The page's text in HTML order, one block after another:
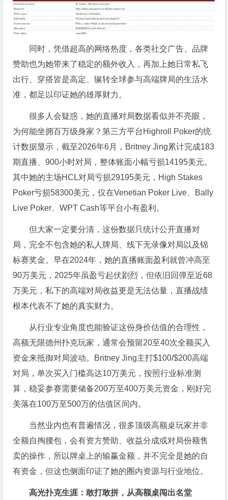
同时，凭借超高的网络热度，各类社交广告、品牌
赞助也为她带来了稳定的额外收入，再加上她日常私飞
出行、穿搭皆是高定、辗转全球参与高端牌局的生活水
准，都足以印证她的雄厚财力。
很多人会疑惑，她的直播对局数据看似并不亮眼，
为何能坐拥百万级身家？第三方平台Highroll Poker的统
计数据显示，截至2026年6月，Britney Jing累计完成183
期直播、900小时对局，整体账面小幅亏损14195美元。
其中她的主场HCL对局亏损29195美元，High Stakes
Poker亏损58300美元，仅在Venetian Poker Live、Bally
Live Poker、WPT Cash等平台小有盈利。
但大家一定要分清，这份数据只统计公开直播对
局，完全不包含她的私人牌局、线下无录像对局以及锦
标赛奖金。早在2024年，她的直播账面盈利就曾冲高至
90万美元，2025年虽盈亏起伏剧烈，但依旧回弹至近68
万美元，私下的高端对局收益更是无法估量，直播战绩
根本代表不了她的真实财力。
从行业专业角度也能验证这份身价估值的合理性，
高额无限德州扑克玩家，通常会预留20至40次全额买入
资金来抵御对局波动。Britney Jing主打$100/$200高端
对局，单次买入门槛高达10万美元，按照行业标准测
算，稳妥参赛需要储备200万至400万美元资金，刚好完
美落在100万至500万的估值区间内。
当然业内也有普遍情况，很多顶级高额桌玩家并非
全额自掏腰包，会有资方赞助、收益分成或对局份额售
卖的操作，所以牌桌上的输赢金额，并不完全是她的自
有资金，但这也侧面印证了她的圈内资源与行业地位。
高光扑克生涯：敢打敢拼，从高额桌闯出名堂